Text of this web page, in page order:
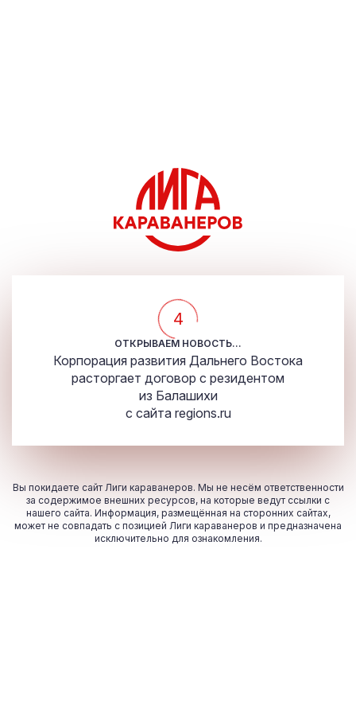
4
ОТКРЫВАЕМ НОВОСТЬ...
Корпорация развития Дальнего Востока
расторгает договор с резидентом
из Балашихи
с сайта regions.ru
Вы покидаете сайт Лиги караванеров. Мы не несём ответственности
за содержимое внешних ресурсов, на которые ведут ссылки с
нашего сайта. Информация, размещённая на сторонних сайтах,
может не совпадать с позицией Лиги караванеров и предназначена
исключительно для ознакомления.